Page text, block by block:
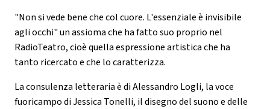
"Non si vede bene che col cuore. L'essenziale è invisibile
agli occhi" un assioma che ha fatto suo proprio nel
RadioTeatro, cioè quella espressione artistica che ha
tanto ricercato e che lo caratterizza.
La consulenza letteraria è di Alessandro Logli, la voce
fuoricampo di Jessica Tonelli, il disegno del suono e delle